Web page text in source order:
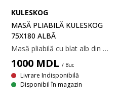
KULESKOG
MASĂ PLIABILĂ KULESKOG
75X180 ALBĂ
Masă pliabilă cu blat alb din plastic cu protecție UV. Cadru și picioare din oțel vopsit cu pulbere. Masa poate fi pliată și depozitată cu ușurință. 75x180x74 cm
1000 MDL / Buc
Livrare Indisponibilă
Disponibil în magazin